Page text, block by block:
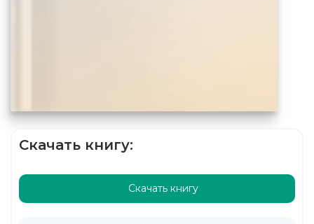
Скачать книгу:
Скачать книгу